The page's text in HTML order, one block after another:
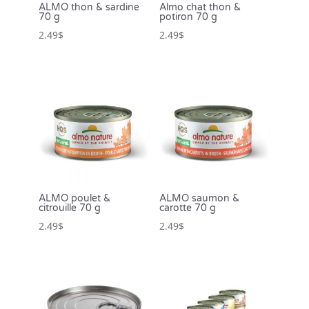
ALMO thon & sardine
70 g
2.49$
Almo chat thon &
potiron 70 g
2.49$
ALMO poulet &
citrouille 70 g
2.49$
ALMO saumon &
carotte 70 g
2.49$